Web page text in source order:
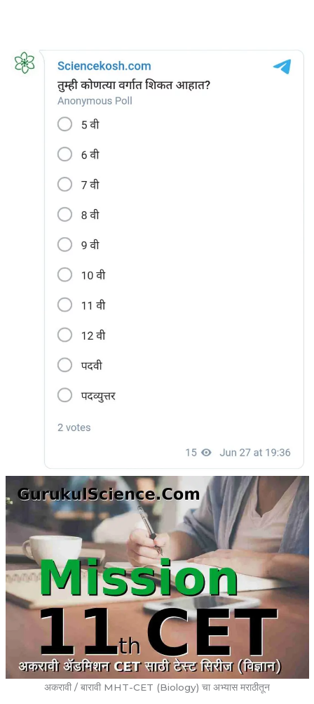
अकरावी / बारावी MHT-CET (Biology) चा अभ्यास मराठीतून